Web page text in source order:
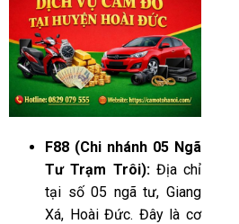
F88 (Chi nhánh 05 Ngã
Tư Trạm Trôi):Địa chỉ
tại số 05 ngã tư, Giang
Xá, Hoài Đức. Đây là cơ